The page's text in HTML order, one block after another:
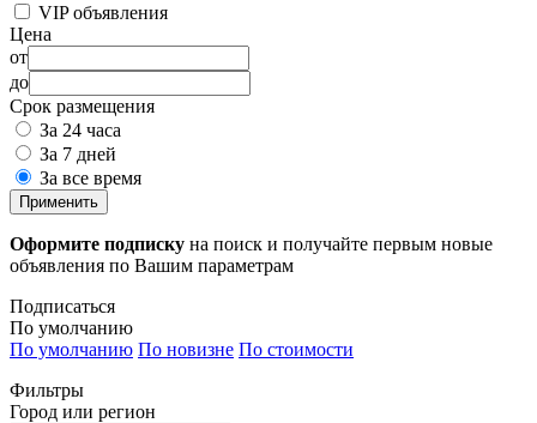
VIP объявления
Цена
от
до
Срок размещения
За 24 часа
За 7 дней
За все время
Применить
Оформите подписку на поиск и получайте первым новые
объявления по Вашим параметрам
Подписаться
По умолчанию
По умолчанию По новизне По стоимости
Фильтры
Город или регион